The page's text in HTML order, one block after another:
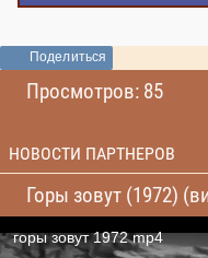
Поделиться
Просмотров: 85
НОВОСТИ ПАРТНЕРОВ
Горы зовут (1972)